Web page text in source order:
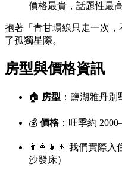
價格最貴，話題性最
抱著「青甘環線只走一次
了孤獨星際。
房型與價格資訊
🏠 房型 ：鹽湖雅丹
💰 價格：旺季約
👨‍👩‍👧‍👦 我們實際入
沙發床）